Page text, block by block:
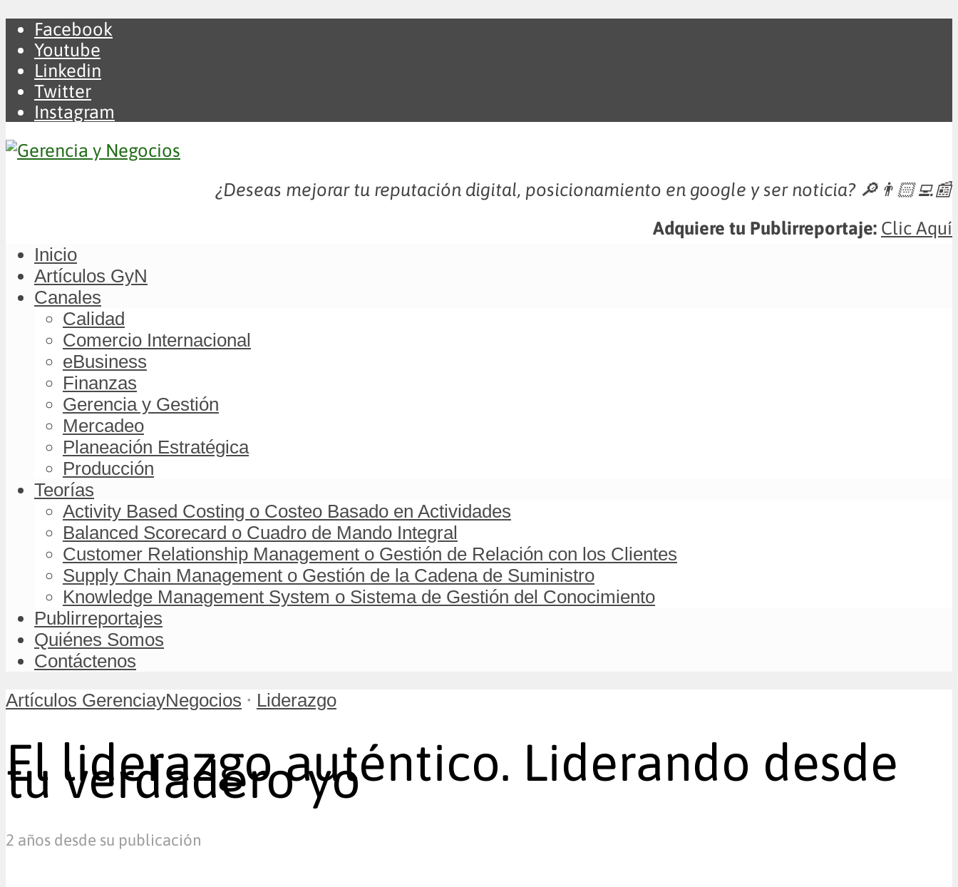
Facebook
Youtube
Linkedin
Twitter
Instagram
¿Deseas mejorar tu reputación digital, posicionamiento en google y ser noticia? 🔎👨🏻‍💻📰
Adquiere tu Publirreportaje: Clic Aquí
Inicio
Artículos GyN
Canales
Calidad
Comercio Internacional
eBusiness
Finanzas
Gerencia y Gestión
Mercadeo
Planeación Estratégica
Producción
Teorías
Activity Based Costing o Costeo Basado en Actividades
Balanced Scorecard o Cuadro de Mando Integral
Customer Relationship Management o Gestión de Relación con los Clientes
Supply Chain Management o Gestión de la Cadena de Suministro
Knowledge Management System o Sistema de Gestión del Conocimiento
Publirreportajes
Quiénes Somos
Contáctenos
Artículos GerenciayNegocios • Liderazgo
El liderazgo auténtico. Liderando desde
tu verdadero yo
2 años desde su publicación